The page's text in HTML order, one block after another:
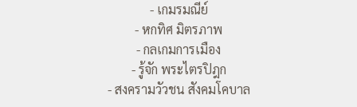
- เกมรมณีย์
- หกทิศ มิตรภาพ
- กลเกมการเมือง
- รู้จัก พระไตรปิฎก
- สงครามวัวชน สังคมโคบาล